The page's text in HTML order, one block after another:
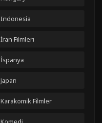
Indonesia
İran Filmleri
İspanya
Japan
Karakomik Filmler